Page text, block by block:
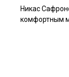
Никас
комфортным